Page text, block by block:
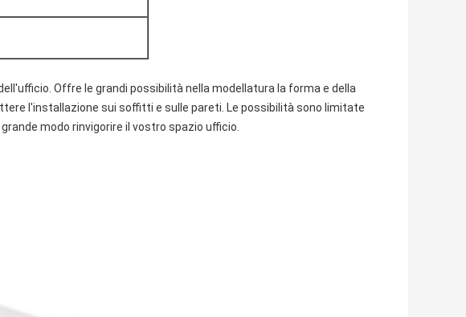
Offre le grandi possibilità nella modellatura la forma e della
l'installazione sui soffitti e sulle pareti. Le possibilità sono limitate
modo rinvigorire il vostro spazio ufficio.